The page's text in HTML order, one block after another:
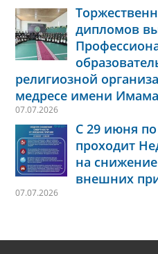
дипломов
религиозной
медресе имени
07.07.2026
С 29 июня
проходит
на
внешних
07.07.2026